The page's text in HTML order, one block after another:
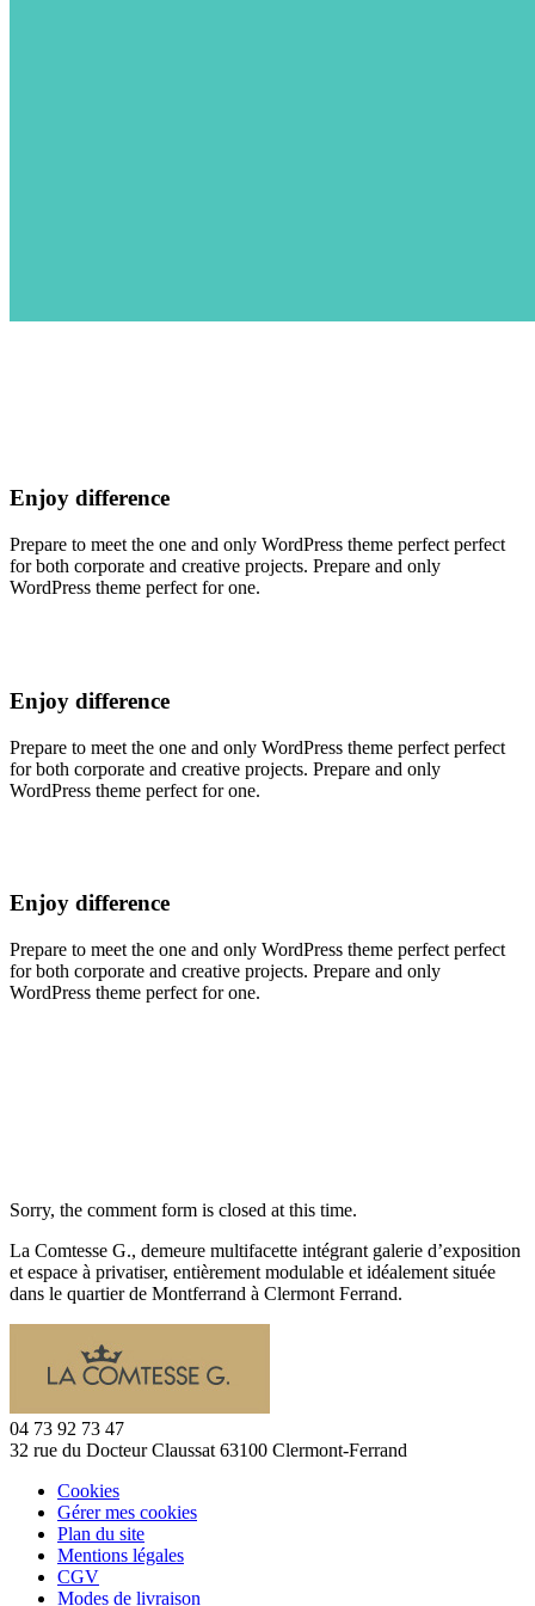
Enjoy difference
Prepare to meet the one and only WordPress theme perfect perfect
for both corporate and creative projects. Prepare and only
WordPress theme perfect for one.
Enjoy difference
Prepare to meet the one and only WordPress theme perfect perfect
for both corporate and creative projects. Prepare and only
WordPress theme perfect for one.
Enjoy difference
Prepare to meet the one and only WordPress theme perfect perfect
for both corporate and creative projects. Prepare and only
WordPress theme perfect for one.
Sorry, the comment form is closed at this time.
La Comtesse G., demeure multifacette intégrant galerie d’exposition
et espace à privatiser, entièrement modulable et idéalement située
dans le quartier de Montferrand à Clermont Ferrand.
04 73 92 73 47
32 rue du Docteur Claussat 63100 Clermont-Ferrand
Cookies
Gérer mes cookies
Plan du site
Mentions légales
CGV
Modes de livraison